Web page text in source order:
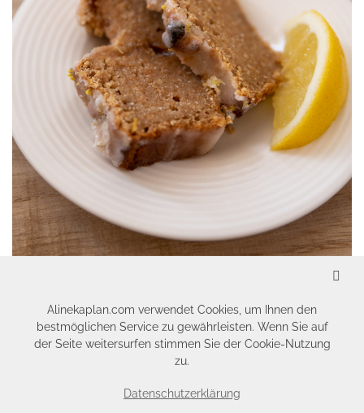
LIFESTYLE Rezepte
Alinekaplan.com verwendet Cookies, um Ihnen den
bestmöglichen Service zu gewährleisten. Wenn Sie auf
der Seite weitersurfen stimmen Sie der Cookie-Nutzung
zu.
Datenschutzerklärung